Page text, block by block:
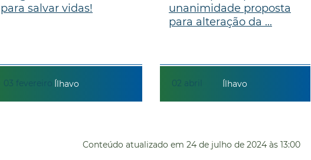
03 fevereiro
para salvar vidas!
Ílhavo 02 abril
unanimidade proposta
para alteração da ...
Ílhavo
Conteúdo atualizado em 24 de julho de 2024 às 13:00